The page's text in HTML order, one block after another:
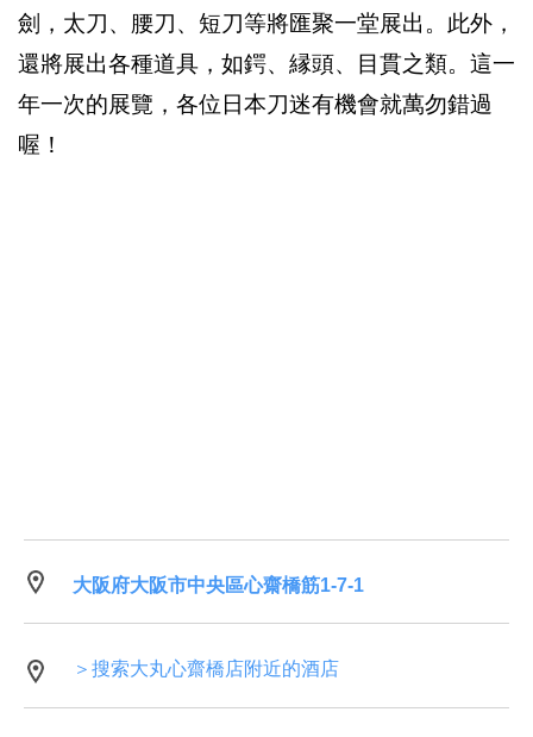
劍，太刀、腰刀、短刀等將匯聚一堂展出。此外，
還將展出各種道具，如鍔、縁頭、目貫之類。這一
年一次的展覽，各位日本刀迷有機會就萬勿錯過
喔！
大阪府大阪市中央區心齋橋筋1-7-1
＞搜索大丸心齋橋店附近的酒店